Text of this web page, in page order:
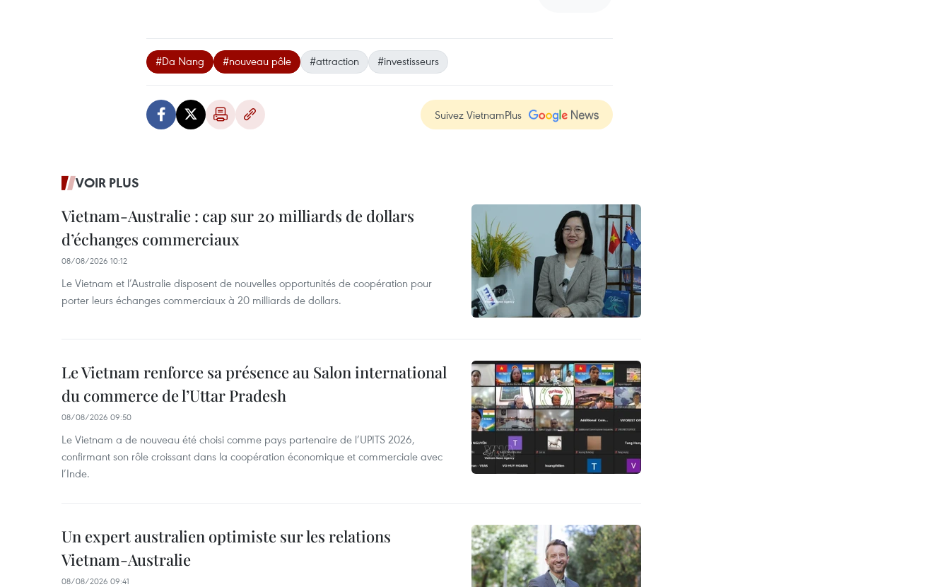
#Da Nang #nouveau pôle #attraction #investisseurs
Suivez VietnamPlus
VOIR PLUS
Vietnam-Australie : cap sur 20 milliards de dollars
d’échanges commerciaux
08/08/2026 10:12
Le Vietnam et l’Australie disposent de nouvelles opportunités de coopération pour
porter leurs échanges commerciaux à 20 milliards de dollars.
Le Vietnam renforce sa présence au Salon international
du commerce de l’Uttar Pradesh
08/08/2026 09:50
Le Vietnam a de nouveau été choisi comme pays partenaire de l’UPITS 2026,
confirmant son rôle croissant dans la coopération économique et commerciale avec
l’Inde.
Un expert australien optimiste sur les relations
Vietnam-Australie
08/08/2026 09:41